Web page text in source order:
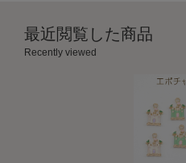
最近閲覧した商品
Recently viewed